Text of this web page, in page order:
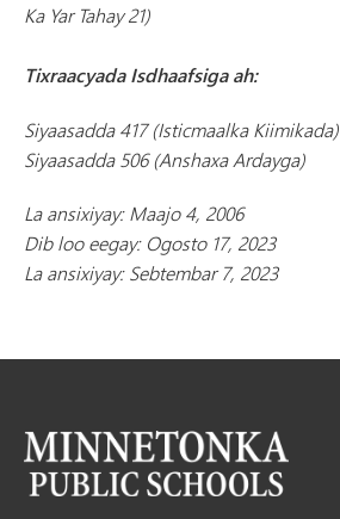
Ka Yar Tahay 21)
Tixraacyada Isdhaafsiga ah:
Siyaasadda 417 (Isticmaalka Kiimikada)
Siyaasadda 506 (Anshaxa Ardayga)
La ansixiyay: Maajo 4, 2006
Dib loo eegay: Ogosto 17, 2023
La ansixiyay: Sebtembar 7, 2023